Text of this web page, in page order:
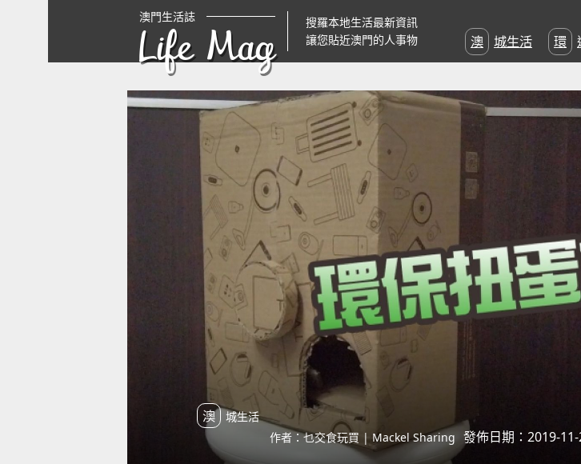
澳門生活誌
Life Mag
搜羅本地生活最新資訊
讓您貼近澳門的人事物
澳城生活
澳城生活
作者：乜交食玩買 | Mackel Sharing 發佈日期：2019-